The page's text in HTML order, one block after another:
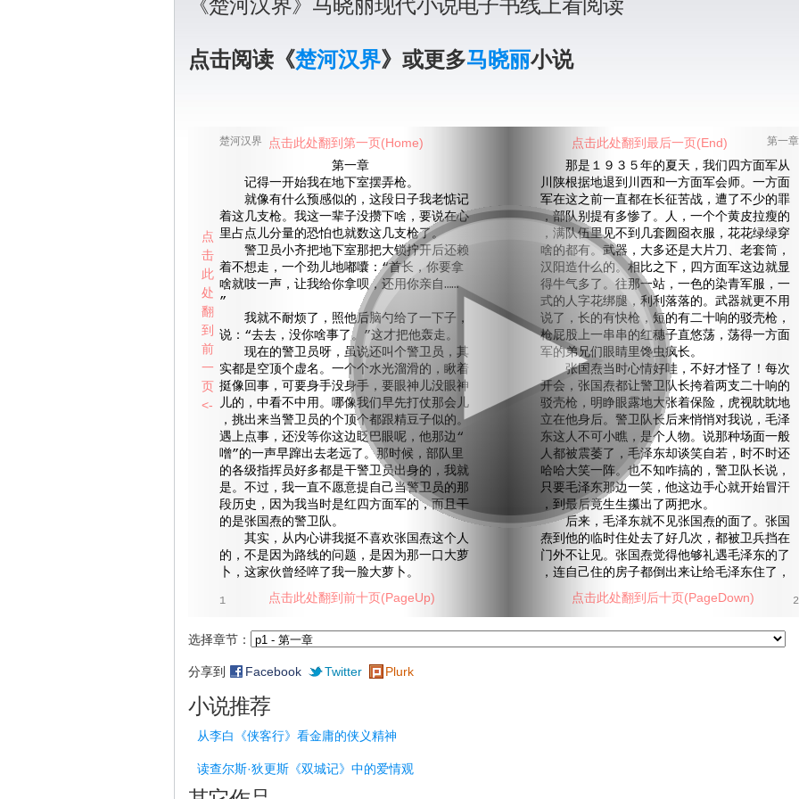
《楚河汉界》马晓丽现代小说电子书线上看阅读
点击阅读《楚河汉界》或更多马晓丽小说
楚河汉界 第一章
第一章
记得一开始我在地下室摆弄枪。
就像有什么预感似的，这段日子我老惦记
着这几支枪。我这一辈子没攒下啥，要说在心
里占点儿分量的恐怕也就数这几支枪了。
警卫员小齐把地下室那把大锁拧开后还赖
着不想走，一个劲儿地嘟囔：“首长，你要拿
啥就吱一声，让我给你拿呗，还用你亲自……
”
我就不耐烦了，照他后脑勺给了一下子，
说：“去去，没你啥事了。”这才把他轰走。
现在的警卫员呀，虽说还叫个警卫员，其
实都是空顶个虚名。一个个水光溜滑的，瞅着
挺像回事，可要身手没身手，要眼神儿没眼神
儿的，中看不中用。哪像我们早先打仗那会儿
，挑出来当警卫员的个顶个都跟精豆子似的。
遇上点事，还没等你这边眨巴眼呢，他那边“
噌”的一声早蹿出去老远了。那时候，部队里
的各级指挥员好多都是干警卫员出身的，我就
是。不过，我一直不愿意提自己当警卫员的那
段历史，因为我当时是红四方面军的，而且干
的是张国焘的警卫队。
其实，从内心讲我挺不喜欢张国焘这个人
的，不是因为路线的问题，是因为那一口大萝
卜，这家伙曾经啐了我一脸大萝卜。
那是１９３５年的夏天，我们四方面军从
川陕根据地退到川西和一方面军会师。一方面
军在这之前一直都在长征苦战，遭了不少的罪
，部队别提有多惨了。人，一个个黄皮拉瘦的
，满队伍里见不到几套囫囵衣服，花花绿绿穿
啥的都有。武器，大多还是大片刀、老套筒，
汉阳造什么的。相比之下，四方面军这边就显
得牛气多了。往那一站，一色的染青军服，一
式的人字花绑腿，利利落落的。武器就更不用
说了，长的有快枪，短的有二十响的驳壳枪，
枪屁股上一串串的红穗子直悠荡，荡得一方面
军的弟兄们眼睛里馋虫疯长。
张国焘当时心情好哇，不好才怪了！每次
开会，张国焘都让警卫队长挎着两支二十响的
驳壳枪，明睁眼露地大张着保险，虎视眈眈地
立在他身后。警卫队长后来悄悄对我说，毛泽
东这人不可小瞧，是个人物。说那种场面一般
人都被震萎了，毛泽东却谈笑自若，时不时还
哈哈大笑一阵。也不知咋搞的，警卫队长说，
只要毛泽东那边一笑，他这边手心就开始冒汗
，到最后竟生生攥出了两把水。
后来，毛泽东就不见张国焘的面了。张国
焘到他的临时住处去了好几次，都被卫兵挡在
门外不让见。张国焘觉得他够礼遇毛泽东的了
，连自己住的房子都倒出来让给毛泽东住了，
1 2
选择章节：
分享到 Facebook Twitter Plurk
点击此处翻到第一页(Home) 点击此处翻到最后一页(End)
点击此处翻到前十页(PageUp) 点击此处翻到后十页(PageDown)
点
击
此
处
翻
到
前
一
页
<-
小说推荐
从李白《侠客行》看金庸的侠义精神
读查尔斯·狄更斯《双城记》中的爱情观